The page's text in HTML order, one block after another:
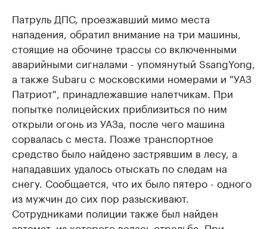
Патруль ДПС, проезжавший мимо места
нападения, обратил внимание на три машины,
стоящие на обочине трассы со включенными
аварийными сигналами - упомянутый SsangYong,
а также Subaru с московскими номерами и "УАЗ
Патриот", принадлежавшие налетчикам. При
попытке полицейских приблизиться по ним
открыли огонь из УАЗа, после чего машина
сорвалась с места. Позже транспортное
средство было найдено застрявшим в лесу, а
нападавших удалось отыскать по следам на
снегу. Сообщается, что их было пятеро - одного
из мужчин до сих пор разыскивают.
Сотрудниками полиции также был найден